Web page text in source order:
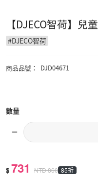
【DJECO智荷】兒
#DJECO智荷
商品品號 ： DJD04671
數量
$ 731 NTD860 85折